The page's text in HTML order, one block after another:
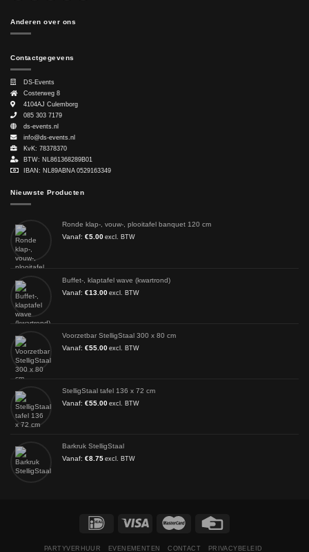
Anderen over ons
Contactgegevens
DS-Events
Costerweg 8
4104AJ Culemborg
085 303 7179
ds-events.nl
info@ds-events.nl
KvK: 78378370
BTW: NL861368289B01
IBAN: NL89ABNA 0529163349
Nieuwste Producten
Ronde klap-, vouw-, plooitafel banquet 120 cm
Vanaf: €5.00 excl. BTW
Buffet-, klaptafel wave (kwartrond)
Vanaf: €13.00 excl. BTW
Voorzetbar StelligStaal 300 x 80 cm
Vanaf: €55.00 excl. BTW
StelligStaal tafel 136 x 72 cm
Vanaf: €55.00 excl. BTW
Barkruk StelligStaal
Vanaf: €8.75 excl. BTW
PARTYVERHUUR EVENEMENTEN CONTACT PRIVACYBELEID